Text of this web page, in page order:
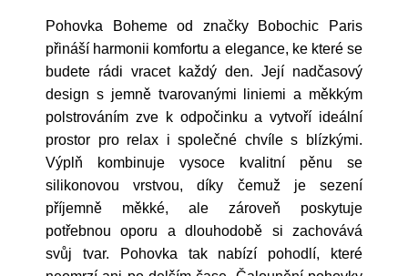
Pohovka Boheme od značky Bobochic Paris
přináší harmonii komfortu a elegance, ke které se
budete rádi vracet každý den. Její nadčasový
design s jemně tvarovanými liniemi a měkkým
polstrováním zve k odpočinku a vytvoří ideální
prostor pro relax i společné chvíle s blízkými.
Výplň kombinuje vysoce kvalitní pěnu se
silikonovou vrstvou, díky čemuž je sezení
příjemně měkké, ale zároveň poskytuje
potřebnou oporu a dlouhodobě si zachovává
svůj tvar. Pohovka tak nabízí pohodlí, které